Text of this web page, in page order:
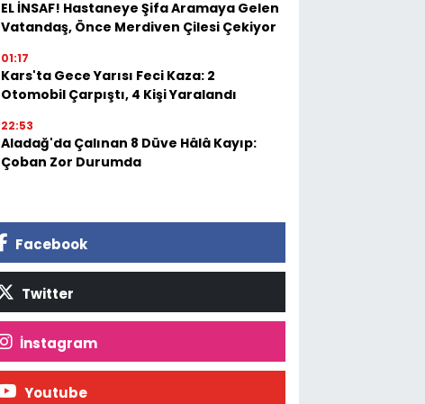
EL İNSAF! Hastaneye Şifa Aramaya Gelen
Vatandaş, Önce Merdiven Çilesi Çekiyor
01:17
Kars'ta Gece Yarısı Feci Kaza: 2
Otomobil Çarpıştı, 4 Kişi Yaralandı
22:53
Aladağ'da Çalınan 8 Düve Hâlâ Kayıp:
Çoban Zor Durumda
Facebook
Twitter
İnstagram
Youtube